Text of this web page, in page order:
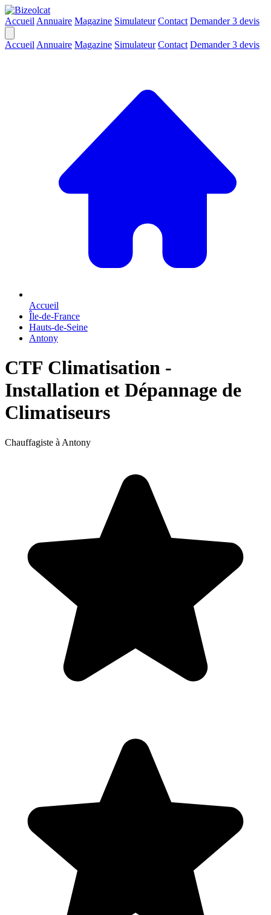
Accueil Annuaire Magazine Simulateur Contact Demander 3 devis
Accueil Annuaire Magazine Simulateur Contact Demander 3 devis
Accueil
Île-de-France
Hauts-de-Seine
Antony
CTF Climatisation -
Installation et Dépannage de
Climatiseurs
Chauffagiste à Antony